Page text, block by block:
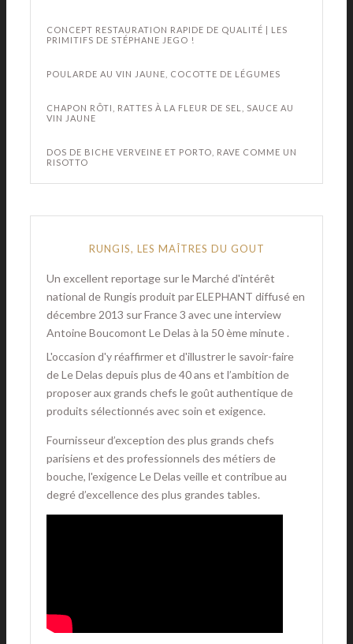
CONCEPT RESTAURATION RAPIDE DE QUALITÉ | LES
PRIMITIFS DE STÉPHANE JEGO !
POULARDE AU VIN JAUNE, COCOTTE DE LÉGUMES
CHAPON RÔTI, RATTES À LA FLEUR DE SEL, SAUCE AU
VIN JAUNE
DOS DE BICHE VERVEINE ET PORTO, RAVE COMME UN
RISOTTO
RUNGIS, LES MAÎTRES DU GOUT
Un excellent reportage sur le Marché d'intérêt
national de Rungis produit par ELEPHANT diffusé en
décembre 2013 sur France 3 avec une interview
Antoine Boucomont Le Delas à la 50 ème minute .
L'occasion d'y réaffirmer et d'illustrer le savoir-faire
de Le Delas depuis plus de 40 ans et l’ambition de
proposer aux grands chefs le goût authentique de
produits sélectionnés avec soin et exigence.
Fournisseur d’exception des plus grands chefs
parisiens et des professionnels des métiers de
bouche, l'exigence Le Delas veille et contribue au
degré d’excellence des plus grandes tables.